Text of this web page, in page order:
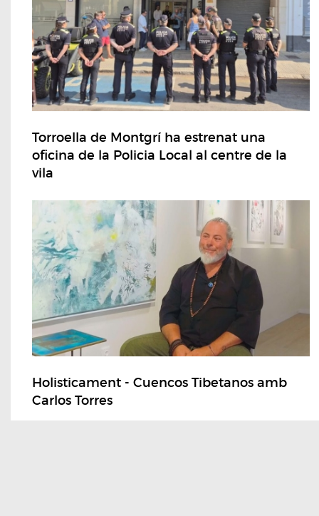
Torroella de Montgrí ha estrenat una
oficina de la Policia Local al centre de la
vila
Holisticament - Cuencos Tibetanos amb
Carlos Torres